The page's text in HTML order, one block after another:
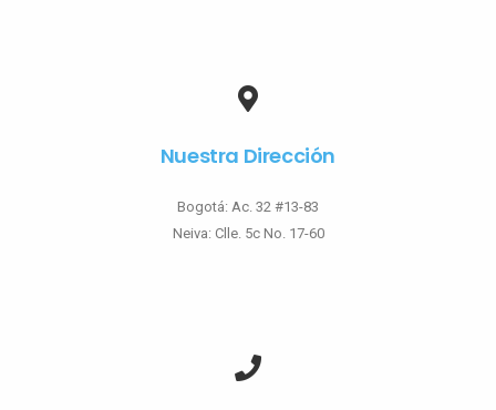
Nuestra Dirección
Bogotá: Ac. 32 #13-83
Neiva: Clle. 5c No. 17-60